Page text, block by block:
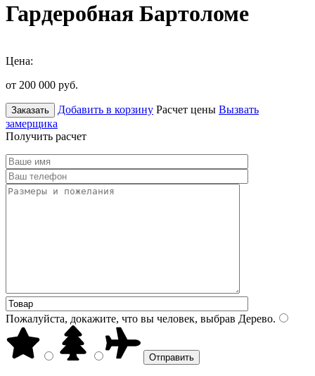
Гардеробная Бартоломе
Цена:
от 200 000 руб.
Заказать Добавить в корзину Расчет цены Вызвать
замерщика
Получить расчет
Пожалуйста, докажите, что вы человек, выбрав Дерево.